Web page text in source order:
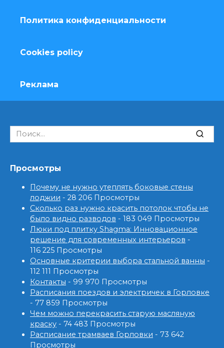
Политика конфиденциальности
Cookies policy
Реклама
Search
for:
Просмотры
Почему не нужно утеплять боковые стены
лоджии - 28 206 Просмотры
Сколько раз нужно красить потолок чтобы не
было видно разводов - 183 049 Просмотры
Люки под плитку Shagma: Инновационное
решение для современных интерьеров -
116 225 Просмотры
Основные критерии выбора стальной ванны -
112 111 Просмотры
Контакты - 99 970 Просмотры
Расписания поездов и электричек в Горловке
- 77 859 Просмотры
Чем можно перекрасить старую масляную
краску - 74 483 Просмотры
Расписание трамваев Горловки - 73 642
Просмотры